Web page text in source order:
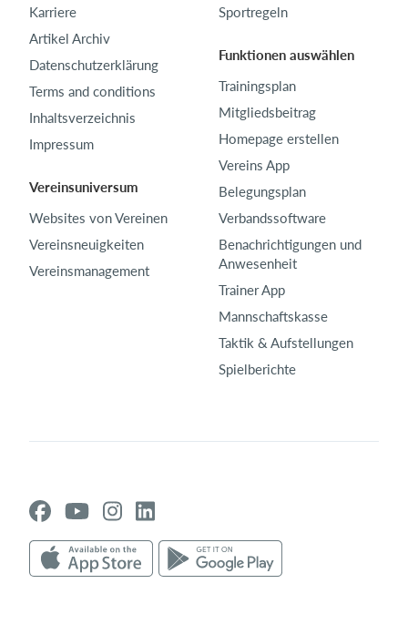
Karriere
Artikel Archiv
Datenschutzerklärung
Terms and conditions
Inhaltsverzeichnis
Impressum
Vereinsuniversum
Websites von Vereinen
Vereinsneuigkeiten
Vereinsmanagement
Sportregeln
Funktionen auswählen
Trainingsplan
Mitgliedsbeitrag
Homepage erstellen
Vereins App
Belegungsplan
Verbandssoftware
Benachrichtigungen und
Anwesenheit
Trainer App
Mannschaftskasse
Taktik & Aufstellungen
Spielberichte